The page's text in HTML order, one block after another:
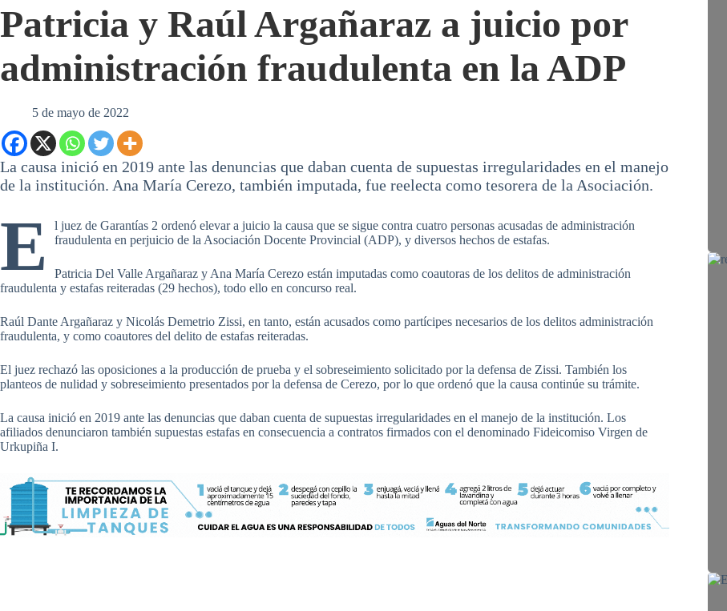
Patricia y Raúl Argañaraz a juicio por
administración fraudulenta en la ADP
5 de mayo de 2022
La causa inició en 2019 ante las denuncias que daban cuenta de supuestas irregularidades en el manejo
de la institución. Ana María Cerezo, también imputada, fue reelecta como tesorera de la Asociación.
E
l juez de Garantías 2 ordenó elevar a juicio la causa que se sigue contra cuatro personas acusadas de administración
fraudulenta en perjuicio de la Asociación Docente Provincial (ADP), y diversos hechos de estafas.
Patricia Del Valle Argañaraz y Ana María Cerezo están imputadas como coautoras de los delitos de administración
fraudulenta y estafas reiteradas (29 hechos), todo ello en concurso real.
Raúl Dante Argañaraz y Nicolás Demetrio Zissi, en tanto, están acusados como partícipes necesarios de los delitos administración
fraudulenta, y como coautores del delito de estafas reiteradas.
El juez rechazó las oposiciones a la producción de prueba y el sobreseimiento solicitado por la defensa de Zissi. También los
planteos de nulidad y sobreseimiento presentados por la defensa de Cerezo, por lo que ordenó que la causa continúe su trámite.
La causa inició en 2019 ante las denuncias que daban cuenta de supuestas irregularidades en el manejo de la institución. Los
afiliados denunciaron también supuestas estafas en consecuencia a contratos firmados con el denominado Fideicomiso Virgen de
Urkupiña I.